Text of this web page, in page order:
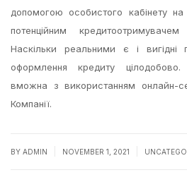
допомогою особистого кабінету
потенційним
Наскільки реальними є і
оформлення кредиту
вможна з використанням онлайн-
Компанії.
BY ADMIN NOVEMBER 1, 2021